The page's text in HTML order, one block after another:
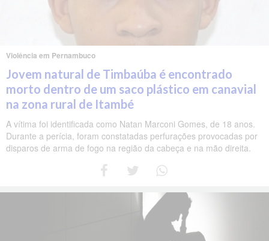
Violência em Pernambuco
Jovem natural de Timbaúba é encontrado
morto dentro de um saco plástico em canavial
na zona rural de Itambé
A vítima foi identificada como Natan Marconi Gomes, de 18 anos.
Durante a perícia, foram constatadas perfurações provocadas por
disparos de arma de fogo na região da cabeça e na mão direita.